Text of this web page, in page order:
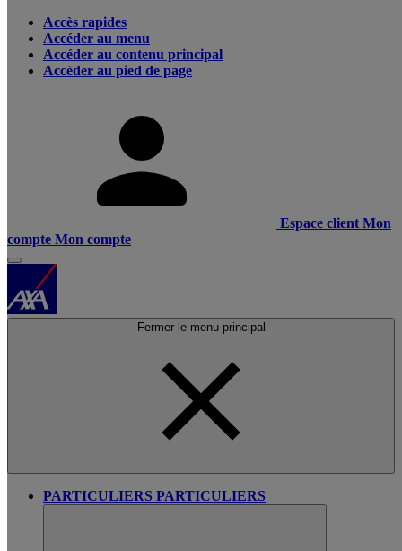
Accès rapides
Accéder au menu
Accéder au contenu principal
Accéder au pied de page
Espace client Mon
compte Mon compte
Fermer le menu principal
PARTICULIERS PARTICULIERS